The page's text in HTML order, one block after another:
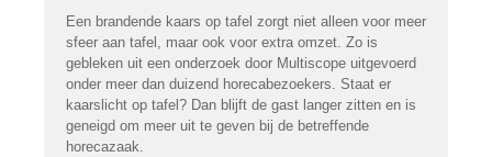
Een brandende kaars op tafel zorgt niet alleen voor meer
sfeer aan tafel, maar ook voor extra omzet. Zo is
gebleken uit een onderzoek door Multiscope uitgevoerd
onder meer dan duizend horecabezoekers. Staat er
kaarslicht op tafel? Dan blijft de gast langer zitten en is
geneigd om meer uit te geven bij de betreffende
horecazaak.